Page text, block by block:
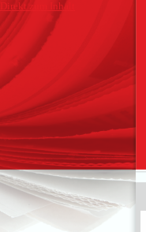
Direkt zum Inhalt